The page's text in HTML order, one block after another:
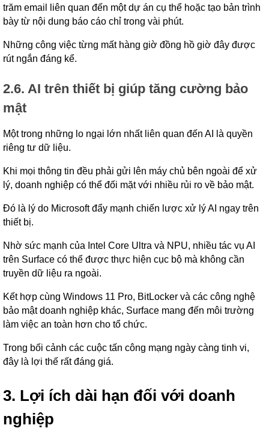
trăm email liên quan đến một dự án cụ thể hoặc tạo bản trình
bày từ nội dung báo cáo chỉ trong vài phút.
Những công việc từng mất hàng giờ đồng hồ giờ đây được
rút ngắn đáng kể.
2.6. AI trên thiết bị giúp tăng cường bảo
mật
Một trong những lo ngại lớn nhất liên quan đến AI là quyền
riêng tư dữ liệu.
Khi mọi thông tin đều phải gửi lên máy chủ bên ngoài để xử
lý, doanh nghiệp có thể đối mặt với nhiều rủi ro về bảo mật.
Đó là lý do Microsoft đẩy mạnh chiến lược xử lý AI ngay trên
thiết bị.
Nhờ sức mạnh của Intel Core Ultra và NPU, nhiều tác vụ AI
trên Surface có thể được thực hiện cục bộ mà không cần
truyền dữ liệu ra ngoài.
Kết hợp cùng Windows 11 Pro, BitLocker và các công nghệ
bảo mật doanh nghiệp khác, Surface mang đến môi trường
làm việc an toàn hơn cho tổ chức.
Trong bối cảnh các cuộc tấn công mạng ngày càng tinh vi,
đây là lợi thế rất đáng giá.
3. Lợi ích dài hạn đối với doanh
nghiệp